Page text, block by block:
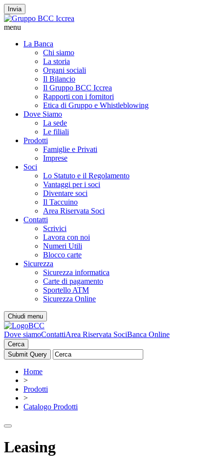
Invia
menu
La Banca
Chi siamo
La storia
Organi sociali
Il Bilancio
Il Gruppo BCC Iccrea
Rapporti con i fornitori
Etica di Gruppo e Whistleblowing
Dove Siamo
La sede
Le filiali
Prodotti
Famiglie e Privati
Imprese
Soci
Lo Statuto e il Regolamento
Vantaggi per i soci
Diventare soci
Il Taccuino
Area Riservata Soci
Contatti
Scrivici
Lavora con noi
Numeri Utili
Blocco carte
Sicurezza
Sicurezza informatica
Carte di pagamento
Sportello ATM
Sicurezza Online
Chiudi menu
Dove siamoContattiArea Riservata SociBanca Online
Cerca
Home
>
Prodotti
>
Catalogo Prodotti
Leasing